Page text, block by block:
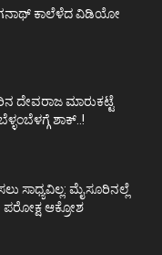
ಕಾಲೆಳೆದ ವಿಡಿಯೋ
ದೇವರಾಜ ಮಾರುಕಟ್ಟೆ
ಶಾಕ್..!
ಸಾಧ್ಯವಿಲ್ಲ: ಮೈಸೂರಿನಲ್ಲೆ
ಪರೋಕ್ಷ ಆಕ್ರೋಶ